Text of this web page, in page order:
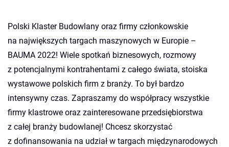
Polski Klaster Budowlany oraz firmy członkowskie
na największych targach maszynowych w Europie –
BAUMA 2022! Wiele spotkań biznesowych, rozmowy
z potencjalnymi kontrahentami z całego świata, stoiska
wystawowe polskich firm z branży. To był bardzo
intensywny czas. Zapraszamy do współpracy wszystkie
firmy klastrowe oraz zainteresowane przedsiębiorstwa
z całej branży budowlanej! Chcesz skorzystać
z dofinansowania na udział w targach międzynarodowych